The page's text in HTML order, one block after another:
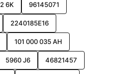
6K 96145071
2240185E16
101 000 035 AH
5960 J6 46821457